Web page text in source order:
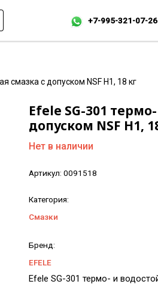
+7-995-321-07-26
смазка с допуском NSF H1, 18 кг
Efele SG-301
допуском NSF H1,
Нет в наличии
Артикул: 0091518
Категория:
Смазки
Бренд:
EFELE
Efele SG-301 термо- и